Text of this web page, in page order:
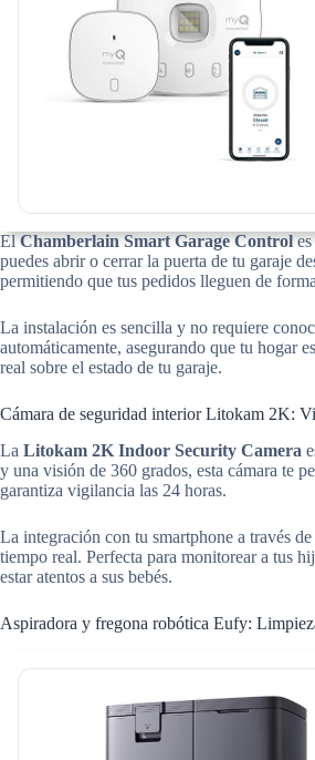
ElChamberlain Smart Garage Controles
puedes abrir o cerrar la puerta de tu garaje
permitiendo que tus pedidos lleguen de
La instalación es sencilla y no requiere
automáticamente, asegurando que tu hogar
real sobre el estado de tu garaje.
Cámara de seguridad interior Litokam 2K:
La Litokam 2K Indoor Security Camera
y una visión de 360 grados, esta cámara te
garantiza vigilancia las 24 horas.
La integración con tu smartphone a través
tiempo real. Perfecta para monitorear a tus
estar atentos a sus bebés.
Aspiradora y fregona robótica Eufy: